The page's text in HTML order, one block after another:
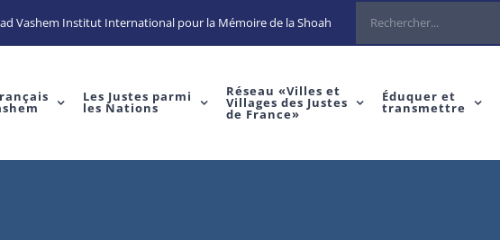
Vashem Institut International pour la Mémoire de la Shoah
Les Justes parmi
les Nations
Réseau «Villes et
Villages des Justes
de France»
Éduquer et
transmettre